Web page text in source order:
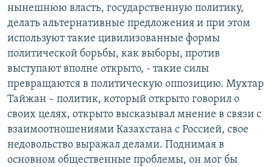
нынешнюю власть, государственную политику,
делать альтернативные предложения и при этом
используют такие цивилизованные формы
политической борьбы, как выборы, против
выступают вполне открыто, - такие силы
превращаются в политическую оппозицию. Мухтар
Тайжан – политик, который открыто говорил о
своих целях, открыто высказывал мнение в связи с
взаимоотношениями Казахстана с Россией, свое
недовольство выражал делами. Поднимая в
основном общественные проблемы, он мог бы